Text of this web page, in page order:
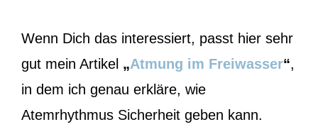
Wenn Dich das interessiert, passt hier sehr
gut mein Artikel „Atmung im Freiwasser“,
in dem ich genau erkläre, wie
Atemrhythmus Sicherheit geben kann.